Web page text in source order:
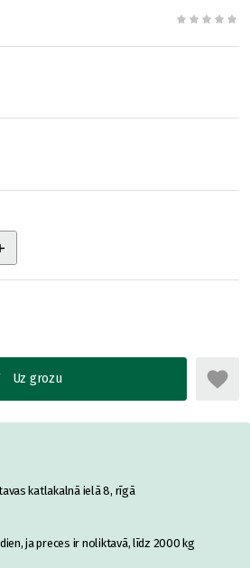
Uz grozu
katlakalnā ielā 8, rīgā
ja preces ir noliktavā, līdz 2000 kg